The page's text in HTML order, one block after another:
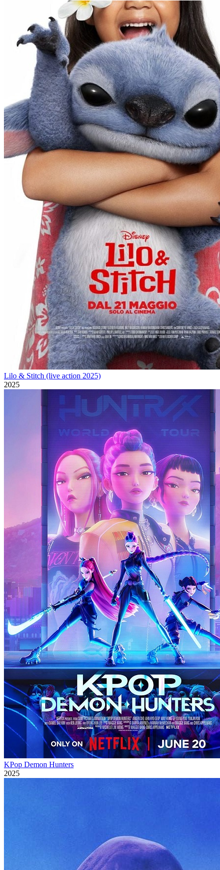
Lilo & Stitch (live action 2025)
2025
KPop Demon Hunters
2025